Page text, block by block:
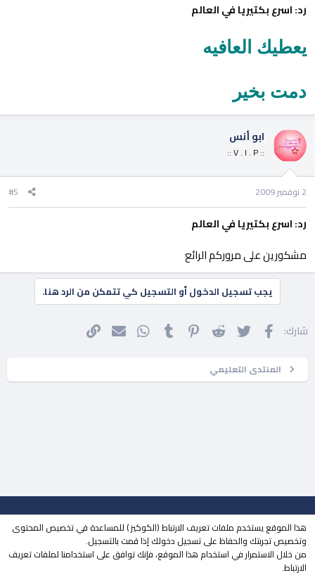
رد: اسرع بكتيريا في العالم
يعطيك العافيه
دمت بخير
ابو أنس
:: V . I . P ::
2 نوفمبر 2009 #5
رد: اسرع بكتيريا في العالم
مشكورين على مروركم الرائع
يجب تسجيل الدخول أو التسجيل كي تتمكن من الرد هنا.
شارك: فيسبوك تويتر Reddit
Pinterest
Tumblr
WhatsAppالبريد الإلكتروني
المنتدى التعليمي
جميع الحقوق محفوظة لـمجتمع حلحول© 2023
| تطويرMOHDESIGN
منتقي الستايلات
الوضع المظلم
هذا الموقع يستخدم ملفات تعريف الارتباط (الكوكيز ) للمساعدة في تخصيص المحتوى
وتخصيص تجربتك والحفاظ على تسجيل دخولك إذا قمت بالتسجيل.
من خلال الاستمرار في استخدام هذا الموقع، فإنك توافق على استخدامنا لملفات تعريف
الارتباط.